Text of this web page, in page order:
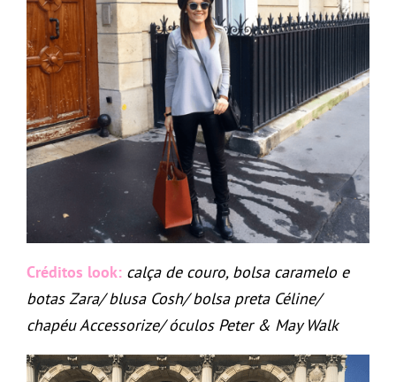
Créditos look: calça de couro, bolsa caramelo e
botas Zara/ blusa Cosh/ bolsa preta Céline/
chapéu Accessorize/ óculos Peter & May Walk